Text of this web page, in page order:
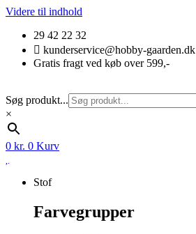
Videre til indhold
29 42 22 32
kunderservice@hobby-gaarden.dk
Gratis fragt ved køb over 599,-
Søg produkt...
×
0 kr. 0 Kurv
Stof
Farvegrupper